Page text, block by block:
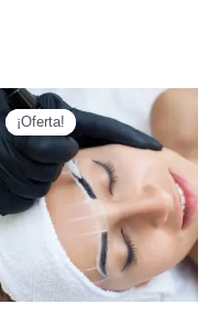
¡Oferta!
¡Oferta!
El
precio
original
era:
350,00 €.
precio
actual
es:
250,00 €.